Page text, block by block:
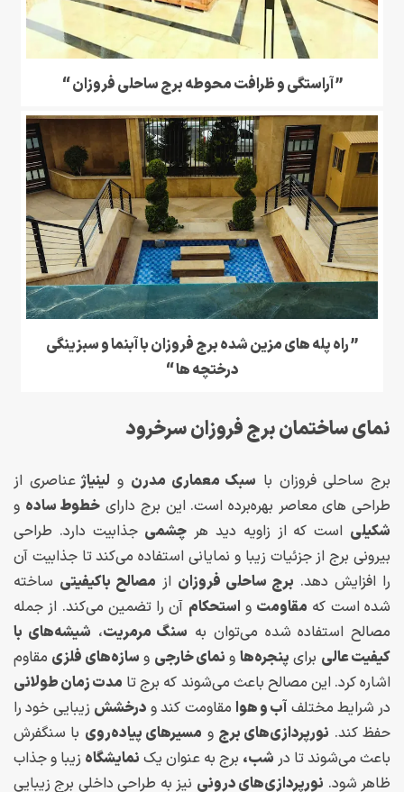
” آراستگی و ظرافت محوطه برج ساحلی فروزان “
” راه پله های مزین شده برج فروزان با آبنما و سبزینگی
درختچه ها “
نمای ساختمان برج فروزان سرخرود
برج ساحلی فروزان با سبک معماری مدرن و لینیاژعناصری از
طراحی های معاصر بهره‌برده است. این برج دارای خطوط ساده و
شکیلی است که از زاویه دید هر چشمی جذابیت دارد. طراحی
بیرونی برج از جزئیات زیبا و نمایانی استفاده می‌کند تا جذابیت آن
را افزایش دهد. برج ساحلی فروزان از مصالح باکیفیتی ساخته
شده است که مقاومت و استحکام آن را تضمین می‌کند. از جمله
مصالح استفاده شده می‌توان به سنگ مرمریت، شیشه‌های با
کیفیت عالی برای پنجره‌ها و نمای خارجی و سازه‌های فلزی مقاوم
اشاره کرد. این مصالح باعث می‌شوند که برج تا مدت زمان طولانی
در شرایط مختلف آب و هوا مقاومت کند و درخشش زیبایی خود را
حفظ کند. نورپردازی‌های برج و مسیرهای پیاده‌روی با سنگفرش
باعث می‌شوند تا در شب، برج به عنوان یک نمایشگاه زیبا و جذاب
ظاهر شود. نورپردازی‌های درونی نیز به طراحی داخلی برج زیبایی